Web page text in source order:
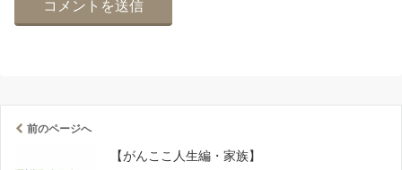
前のページへ
【がんここ人生編・家族】